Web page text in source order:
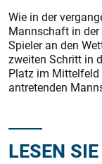
Wie in der
Mannschaft in der
Spieler an den
zweiten Schritt in
Platz im
antretenden
LESEN